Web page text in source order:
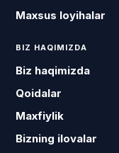
Maxsus loyihalar
BIZ HAQIMIZDA
Biz haqimizda
Qoidalar
Maxfiylik
Bizning ilovalar